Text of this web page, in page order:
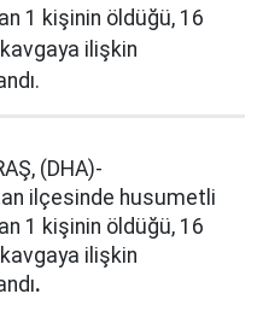
1 kişinin öldüğü, 16
kavgaya ilişkin
(DHA)-
ilçesinde husumetli
1 kişinin öldüğü, 16
kavgaya ilişkin
.